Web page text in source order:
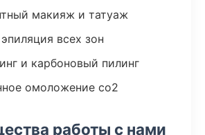
макияж и татуаж
всех зон
и карбоновый пилинг
омоложение co2
работы с нами